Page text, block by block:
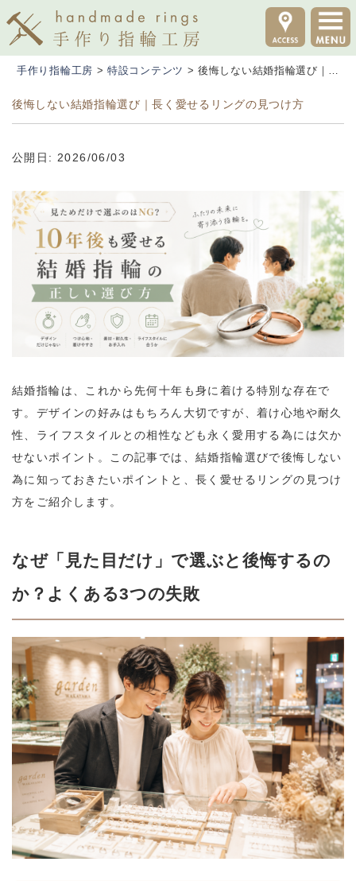
手作り指輪工房 >特設コンテンツ >後悔しない結婚指輪選び｜長く愛せるリングの見つけ方
後悔しない結婚指輪選び｜長く愛せるリングの見つけ方
公開日: 2026/06/03
結婚指輪は、これから先何十年も身に着ける特別な存在で
す。デザインの好みはもちろん大切ですが、着け心地や耐久
性、ライフスタイルとの相性なども永く愛用する為には欠か
せないポイント。この記事では、結婚指輪選びで後悔しない
為に知っておきたいポイントと、長く愛せるリングの見つけ
方をご紹介します。
なぜ「見た目だけ」で選ぶと後悔するの
か？よくある3つの失敗